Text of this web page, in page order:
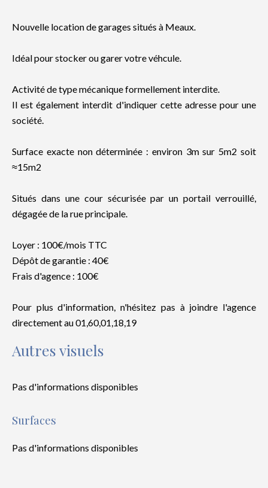
Nouvelle location de garages situés à Meaux.
Idéal pour stocker ou garer votre véhcule.
Activité de type mécanique formellement interdite.
Il est également interdit d'indiquer cette adresse pour une
société.
Surface exacte non déterminée : environ 3m sur 5m2 soit
≈15m2
Situés dans une cour sécurisée par un portail verrouillé,
dégagée de la rue principale.
Loyer : 100€/mois TTC
Dépôt de garantie : 40€
Frais d'agence : 100€
Pour plus d'information, n'hésitez pas à joindre l'agence
directement au 01,60,01,18,19
Autres visuels
Pas d'informations disponibles
Surfaces
Pas d'informations disponibles